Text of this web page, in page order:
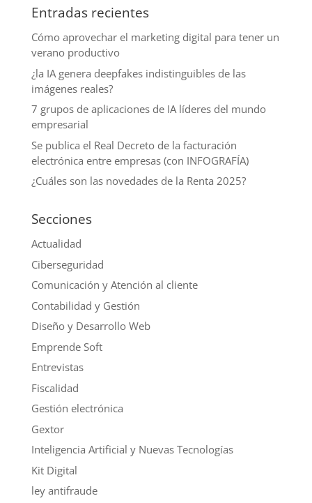
Entradas recientes
Cómo aprovechar el marketing digital para tener un
verano productivo
¿la IA genera deepfakes indistinguibles de las
imágenes reales?
7 grupos de aplicaciones de IA líderes del mundo
empresarial
Se publica el Real Decreto de la facturación
electrónica entre empresas (con INFOGRAFÍA)
¿Cuáles son las novedades de la Renta 2025?
Secciones
Actualidad
Ciberseguridad
Comunicación y Atención al cliente
Contabilidad y Gestión
Diseño y Desarrollo Web
Emprende Soft
Entrevistas
Fiscalidad
Gestión electrónica
Gextor
Inteligencia Artificial y Nuevas Tecnologías
Kit Digital
ley antifraude